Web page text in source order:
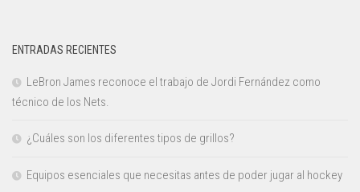
ENTRADAS RECIENTES
LeBron James reconoce el trabajo de Jordi Fernández como
técnico de los Nets.
¿Cuáles son los diferentes tipos de grillos?
Equipos esenciales que necesitas antes de poder jugar al hockey